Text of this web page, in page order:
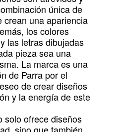
única de
crean una apariencia
los colores
las letras dibujadas
pieza sea una
La marca es una
de Parra por el
de crear diseños
y la energía de este
solo ofrece diseños